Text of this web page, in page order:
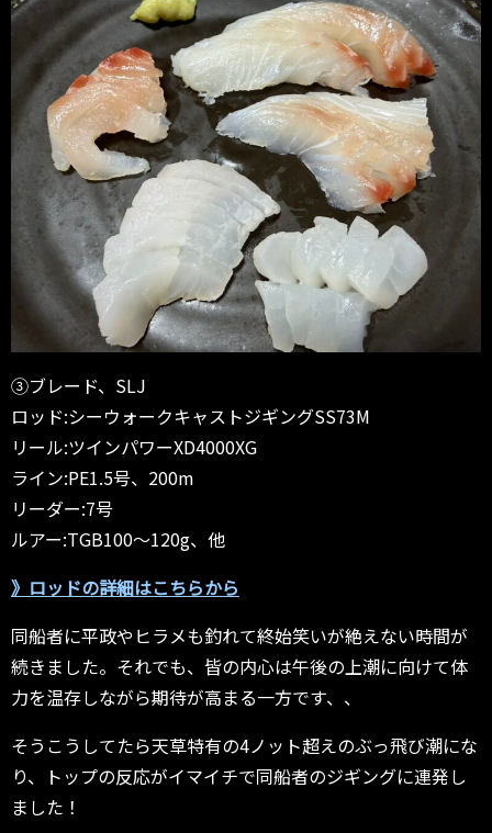
③ブレード、SLJ
ロッド:シーウォークキャストジギングSS73M
リール:ツインパワーXD4000XG
ライン:PE1.5号、200m
リーダー:7号
ルアー:TGB100〜120g、他
》ロッドの詳細はこちらから
同船者に平政やヒラメも釣れて終始笑いが絶えない時間が
続きました。それでも、皆の内心は午後の上潮に向けて体
力を温存しながら期待が高まる一方です、、
そうこうしてたら天草特有の4ノット超えのぶっ飛び潮にな
り、トップの反応がイマイチで同船者のジギングに連発し
ました！